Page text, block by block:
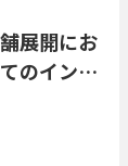
展開にお
のインタ